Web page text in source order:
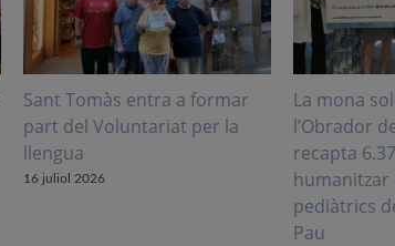
Sant Tomàs entra a formar
part del Voluntariat per la
llengua
16 juliol 2026
La mona
l’Obrador
recapta
humanitzar
pediàtrics
Pau